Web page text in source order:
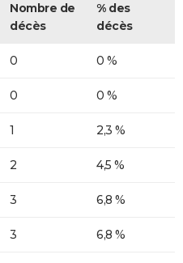
Nombre de
décès
% des
décès
0 0 %
0 0 %
1 2,3 %
2 4,5 %
3 6,8 %
3 6,8 %